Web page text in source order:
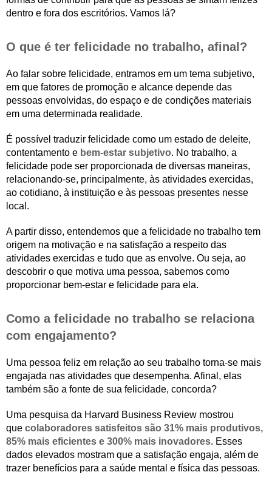
dentro e fora dos escritórios. Vamos lá?
O que é ter felicidade no trabalho, afinal?
Ao falar sobre felicidade, entramos em um tema subjetivo,
em que fatores de promoção e alcance depende das
pessoas envolvidas, do espaço e de condições materiais
em uma determinada realidade.
É possível traduzir felicidade como um estado de deleite,
contentamento e bem-estar subjetivo. No trabalho, a
felicidade pode ser proporcionada de diversas maneiras,
relacionando-se, principalmente, às atividades exercidas,
ao cotidiano, à instituição e às pessoas presentes nesse
local.
A partir disso, entendemos que a felicidade no trabalho tem
origem na motivação e na satisfação a respeito das
atividades exercidas e tudo que as envolve. Ou seja, ao
descobrir o que motiva uma pessoa, sabemos como
proporcionar bem-estar e felicidade para ela.
Como a felicidade no trabalho se relaciona
com engajamento?
Uma pessoa feliz em relação ao seu trabalho torna-se mais
engajada nas atividades que desempenha. Afinal, elas
também são a fonte de sua felicidade, concorda?
Uma pesquisa da Harvard Business Review mostrou
que colaboradores satisfeitos são 31% mais produtivos,
85% mais eficientes e 300% mais inovadores. Esses
dados elevados mostram que a satisfação engaja, além de
trazer benefícios para a saúde mental e física das pessoas.